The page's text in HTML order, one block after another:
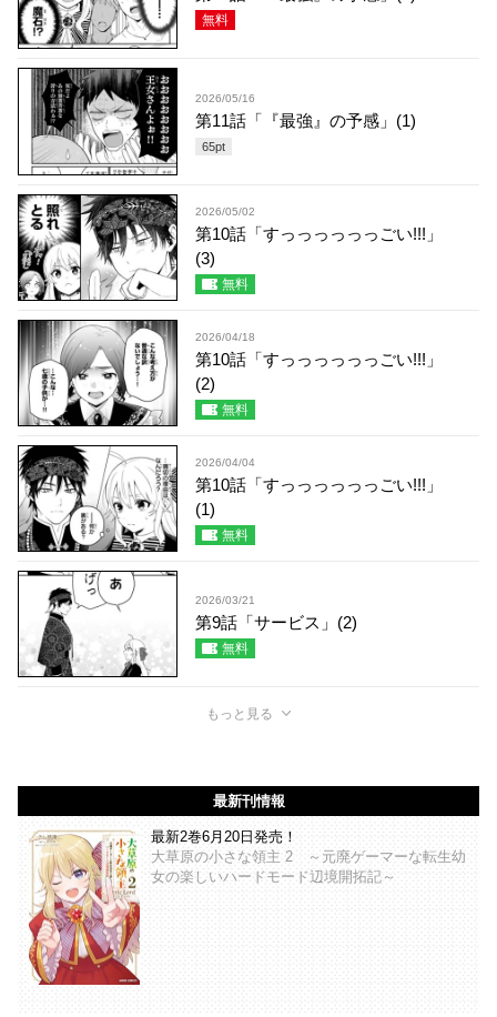
無料
2026/05/16
第11話「『最強』の予感」(1)
65pt
2026/05/02
第10話「すっっっっっっごい!!!」
(3)
無料
2026/04/18
第10話「すっっっっっっごい!!!」
(2)
無料
2026/04/04
第10話「すっっっっっっごい!!!」
(1)
無料
2026/03/21
第9話「サービス」(2)
無料
もっと見る
最新刊情報
最新2巻6月20日発売！
大草原の小さな領主 2 ～元廃ゲーマーな転生幼
女の楽しいハードモード辺境開拓記～